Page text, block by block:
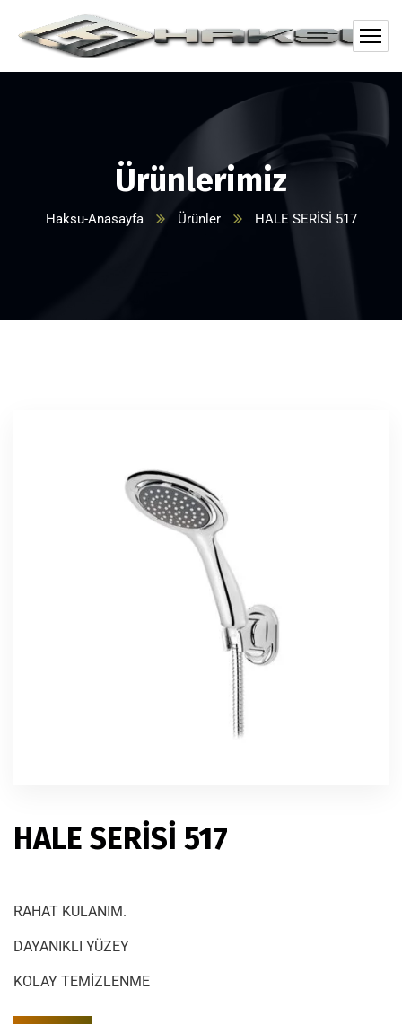
Ürünlerimiz
Haksu-Anasayfa Ürünler HALE SERİSİ 517
HALE SERİSİ 517
RAHAT KULANIM.
DAYANIKLI YÜZEY
KOLAY TEMİZLENME